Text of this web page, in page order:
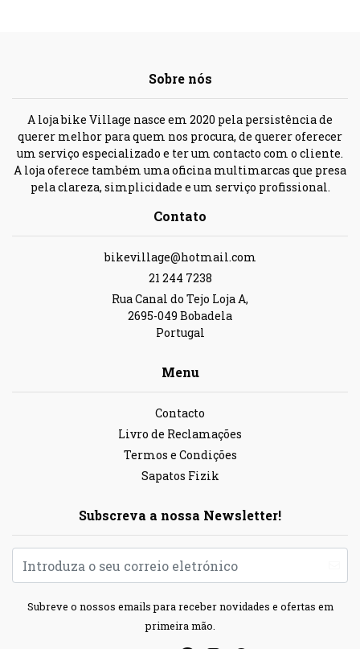
Sobre nós
A loja bike Village nasce em 2020 pela persistência de
querer melhor para quem nos procura, de querer oferecer
um serviço especializado e ter um contacto com o cliente.
A loja oferece também uma oficina multimarcas que presa
pela clareza, simplicidade e um serviço profissional.
Contato
bikevillage@hotmail.com
21 244 7238
Rua Canal do Tejo Loja A,
2695-049 Bobadela
Portugal
Menu
Contacto
Livro de Reclamações
Termos e Condições
Sapatos Fizik
Subscreva a nossa Newsletter!
Subreve o nossos emails para receber novidades e ofertas em
primeira mão.